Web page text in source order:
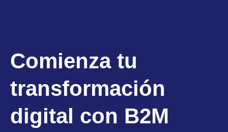
Comienza tu
transformación
digital con B2M